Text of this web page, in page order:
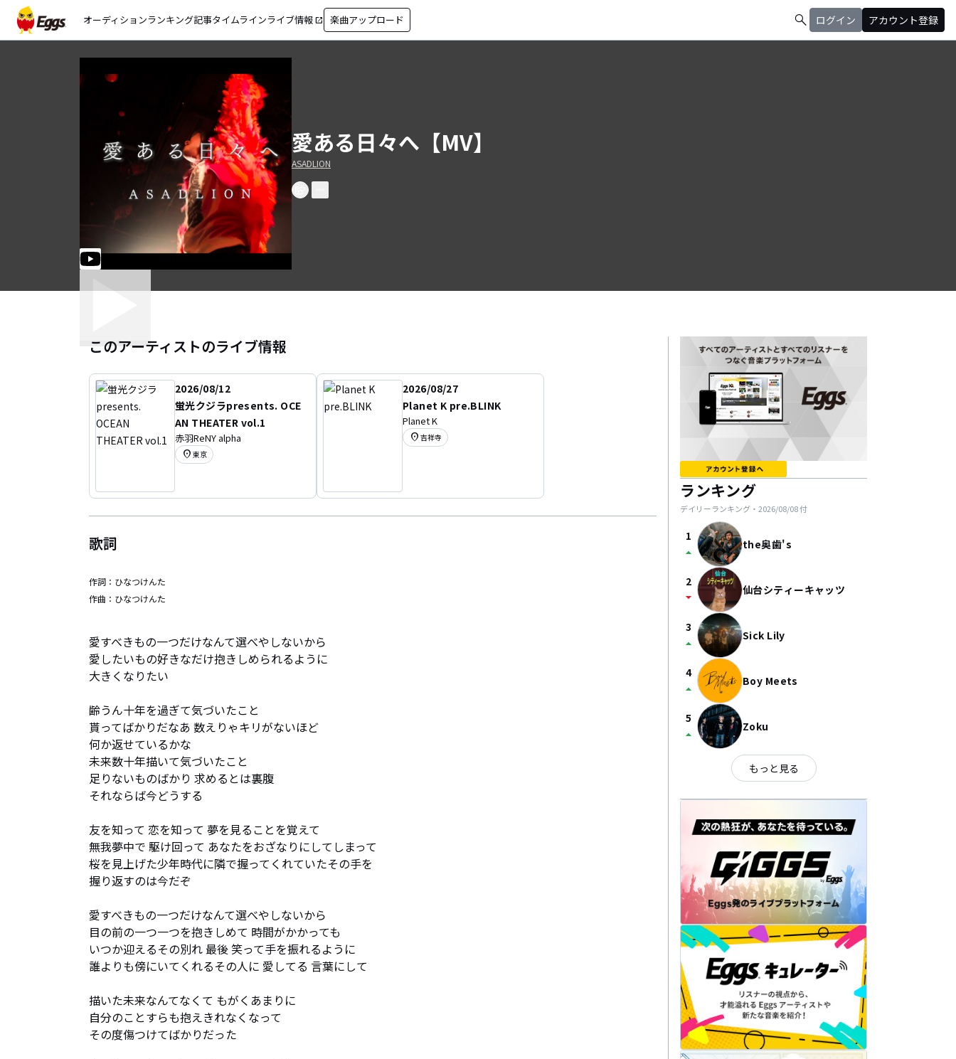
オーディションランキング記事タイムラインライブ情報 open_in_new 楽曲アップロード search ログイン アカウント登録
愛ある日々へ【MV】
ASADLION
このアーティストのライブ情報
2026/08/12
蛍光クジラpresents. OCE
AN THEATER vol.1
赤羽ReNY alpha
location_on 東京
2026/08/27
Planet K pre.BLINK
Planet K
location_on 吉祥寺
歌詞
作詞： ひなつけんた
作曲： ひなつけんた
愛すべきもの一つだけなんて選べやしないから
愛したいもの好きなだけ抱きしめられるように
大きくなりたい
齢うん十年を過ぎて気づいたこと
貰ってばかりだなあ 数えりゃキリがないほど
何か返せているかな
未来数十年描いて気づいたこと
足りないものばかり 求めるとは裏腹
それならば今どうする
友を知って 恋を知って 夢を見ることを覚えて
無我夢中で 駆け回って あなたをおざなりにしてしまって
桜を見上げた少年時代に隣で握ってくれていたその手を
握り返すのは今だぞ
愛すべきもの一つだけなんて選べやしないから
目の前の一つ一つを抱きしめて 時間がかかっても
いつか迎えるその別れ 最後 笑って手を振れるように
誰よりも傍にいてくれるその人に 愛してる 言葉にして
描いた未来なんてなくて もがくあまりに
自分のことすらも抱えきれなくなって
その度傷つけてばかりだった
ランキング
デイリーランキング・ 2026/08/08付
1
arrow_drop_up the奥歯's
2
arrow_drop_down 仙台シティーキャッツ
3
arrow_drop_up Sick Lily
4
arrow_drop_up Boy Meets
5
arrow_drop_up Zoku
もっと見る